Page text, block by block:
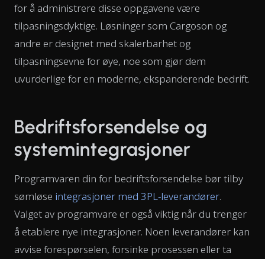
for å administrere disse oppgavene være
tilpasningsdyktige. Løsninger som Cargoson og
andre er designet med skalerbarhet og
tilpasningsevne for øye, noe som gjør dem
uvurderlige for en moderne, ekspanderende bedrift.
Bedriftsforsendelse og
systemintegrasjoner
Programvaren din for bedriftsforsendelse bør tilby
sømløse integrasjoner med 3PL-leverandører.
Valget av programvare er også viktig når du trenger
å etablere nye integrasjoner. Noen leverandører kan
avvise forespørselen, forsinke prosessen eller ta